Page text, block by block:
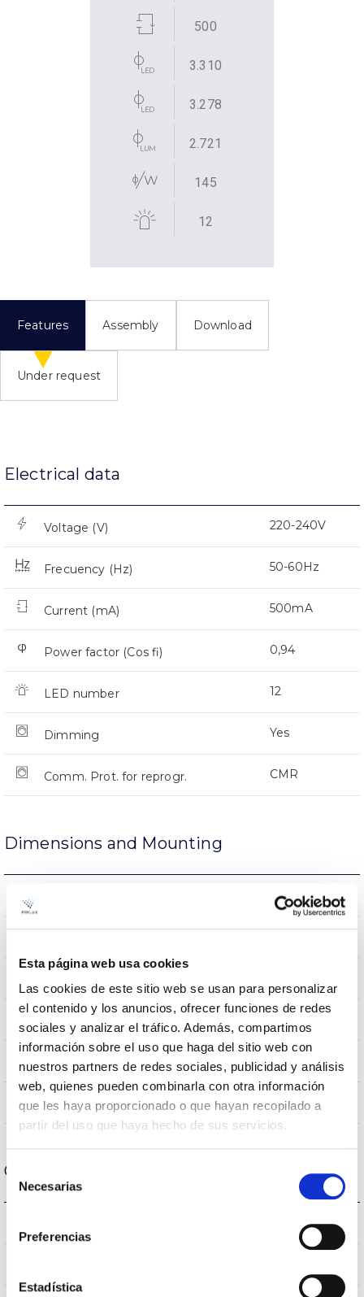
Esta página web usa cookies
Las cookies de este sitio web se usan para personalizar
el contenido y los anuncios, ofrecer funciones de redes
sociales y analizar el tráfico. Además, compartimos
información sobre el uso que haga del sitio web con
nuestros partners de redes sociales, publicidad y análisis
web, quienes pueden combinarla con otra información
que les haya proporcionado o que hayan recopilado a
partir del uso que haya hecho de sus servicios.
Selección
Necesarias
Preferencias
Estadística
500
3.310
3.278
2.721
145
12
Features Assembly Download
Under request
Electrical data
Voltage (V) 220-240V
Frecuency (Hz) 50-60Hz
Current (mA) 500mA
Power factor (Cos fi) 0,94
LED number 12
Dimming Yes
Comm. Prot. for reprogr. CMR
Dimensions and Mounting
Arm Mount
Measures
Mounting position Arm Mount
Linkable No
Optical data
4.000K